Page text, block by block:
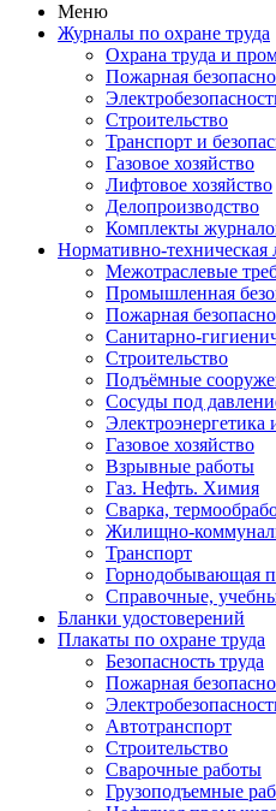
Меню
Журналы по охране труда
Охрана труда и
Пожарная
Строительство
Транспорт и
Газовое хозяйство
Лифтовое хозяйство
Делопроизводство
Комплекты
Нормативно-техническая
Межотраслевые
Промышленная
Пожарная
Санитарно-
Строительство
Подъёмные
Сосуды под
Электроэнергетика
Газовое хозяйство
Взрывные работы
Газ. Нефть. Химия
Сварка,
Жилищно-
Транспорт
Горнодобывающая
Справочные,
Бланки удостоверений
Плакаты по охране труда
Безопасность труда
Пожарная
Автотранспорт
Строительство
Сварочные работы
Грузоподъемные